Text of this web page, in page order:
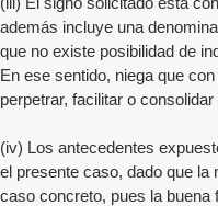
además incluye una
que no existe posibilidad de
En ese sentido, niega que
perpetrar, facilitar o
(iv) Los antecedentes
el presente caso, dado que la
caso concreto, pues la buena